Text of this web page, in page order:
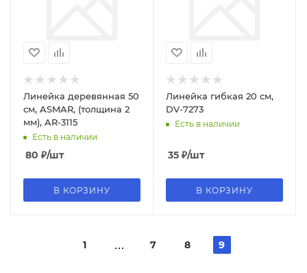
Линейка деревянная 50
см, ASMAR, (толщина 2
мм), AR-3115
Есть в наличии
80 ₽/шт
В КОРЗИНУ
Линейка гибкая 20 см,
DV-7273
Есть в наличии
35 ₽/шт
В КОРЗИНУ
1 7 8 9